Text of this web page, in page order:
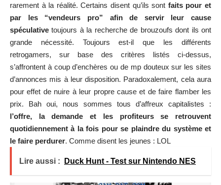
rarement à la réalité. Certains disent qu’ils sont faits pour et
par les “vendeurs pro” afin de servir leur cause
spéculative toujours à la recherche de brouzoufs dont ils ont
grande nécessité. Toujours est-il que les différents
retrogamers, sur base des critères listés ci-dessus,
s’affrontent à coup d’enchères ou de mp douteux sur les sites
d’annonces mis à leur disposition. Paradoxalement, cela aura
pour effet de nuire à leur propre cause et de faire flamber les
prix. Bah oui, nous sommes tous d’affreux capitalistes :
l’offre, la demande et les profiteurs se retrouvent
quotidiennement à la fois pour se plaindre du système et
le faire perdurer. Comme disent les jeunes : LOL
Lire aussi : Duck Hunt - Test sur Nintendo NES